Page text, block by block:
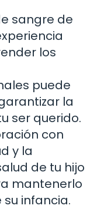
sangre de
los
puede
la
ser querido.
con
y la
de tu hijo
mantenerlo
infancia.